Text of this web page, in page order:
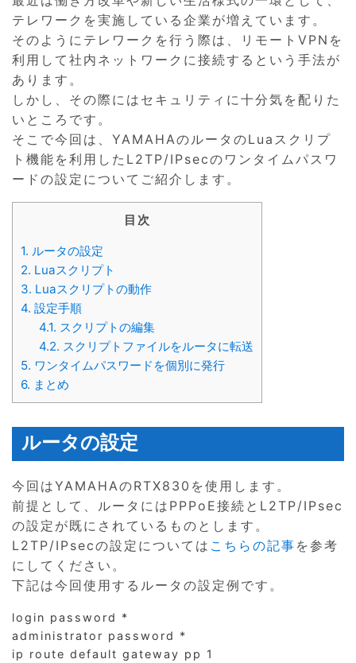
テレワークを実施している企業が増えています。
そのようにテレワークを行う際は、リモートVPNを
利用して社内ネットワークに接続するという手法が
あります。
しかし、その際にはセキュリティに十分気を配りた
いところです。
そこで今回は、YAMAHAのルータのLuaスクリプ
ト機能を利用したL2TP/IPsecのワンタイムパスワ
ードの設定についてご紹介します。
目次
1. ルータの設定
2. Luaスクリプト
3. Luaスクリプトの動作
4. 設定手順
4.1. スクリプトの編集
4.2. スクリプトファイルをルータに転送
5. ワンタイムパスワードを個別に発行
6. まとめ
ルータの設定
今回はYAMAHAのRTX830を使用します。
前提として、ルータにはPPPoE接続とL2TP/IPsec
の設定が既にされているものとします。
L2TP/IPsecの設定については こちらの記事 を参考
にしてください。
下記は今回使用するルータの設定例です。
login password *
administrator password *
ip route default gateway pp 1